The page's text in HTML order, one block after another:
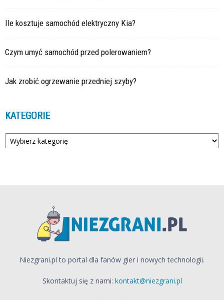
Ile kosztuje samochód elektryczny Kia?
Czym umyć samochód przed polerowaniem?
Jak zrobić ogrzewanie przedniej szyby?
KATEGORIE
Kategorie
Niezgrani.pl to portal dla fanów gier i nowych technologii.
Skontaktuj się z nami: kontakt@niezgrani.pl